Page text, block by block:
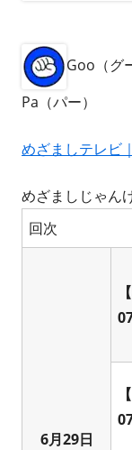
Goo（グ
Pa（パー）
めざましテレビ
めざましじゃん
回次
6月29日